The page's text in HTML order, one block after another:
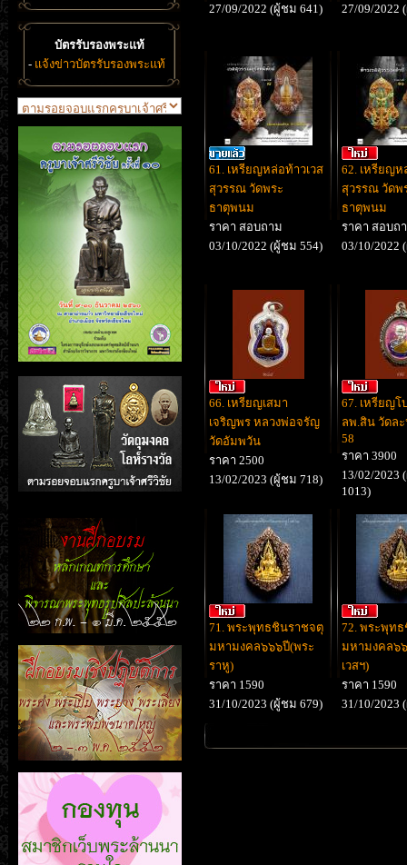
บัตรรับรองพระแท้
- แจ้งข่าวบัตรรับรองพระแท้
27/09/2022 (ผู้ชม 641) 27/09/2022
61. เหรียญหล่อท้าวเวส
สุวรรณ วัดพระ
ธาตุพนม
ราคา สอบถาม
03/10/2022 (ผู้ชม 554)
62. เหรียญห
สุวรรณ วัดพ
ธาตุพนม
ราคา สอบถ
03/10/2022
66. เหรียญเสมา
เจริญพร หลวงพ่อจรัญ
วัดอัมพวัน
ราคา 2500
13/02/2023 (ผู้ชม 718)
67. เหรียญโ
ลพ.สิน วัดล
58
ราคา 3900
13/02/2023
1013)
71. พระพุทธชินราชจตุ
มหามงคล๖๖๖ปี(พระ
ราหู)
ราคา 1590
31/10/2023 (ผู้ชม 679)
72. พระพุท
มหามงคล๖
เวสฯ)
ราคา 1590
31/10/2023